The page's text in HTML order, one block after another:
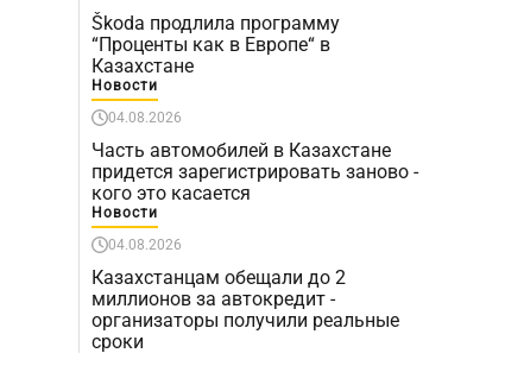
Škoda продлила программу
“Проценты как в Европе“ в
Казахстане
Новости
04.08.2026
Часть автомобилей в Казахстане
придется зарегистрировать заново -
кого это касается
Новости
04.08.2026
Казахстанцам обещали до 2
миллионов за автокредит -
организаторы получили реальные
сроки